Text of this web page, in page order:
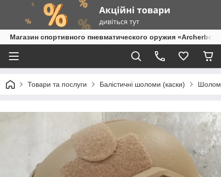
Магазин спортивного пневматического оружия
Товари та послуги Балістичні шоломи (каски) Шолом